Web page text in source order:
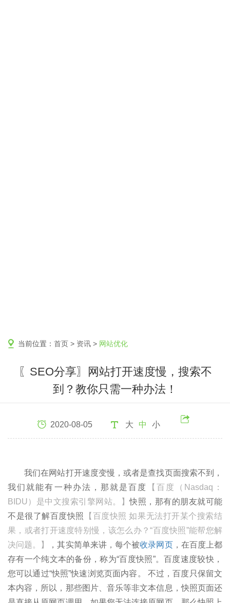
当前位置： 首页 > 资讯 > 网站优化
〖SEO分享〗网站打开速度慢，搜索不
到？教你只需一种办法！
2020-08-05 大 中 小
我们在网站打开速度变慢，或者是查找页面搜索不到，
我们就能有一种办法，那就是百度
【百度（Nasdaq：
BIDU）是中文搜索引擎网站。】快照，那有的朋友就可能
不是很了解百度快照
【百度快照 如果无法打开某个搜索结
果，或者打开速度特别慢，该怎么办？“百度快照”能帮您解
决问题。】
，其实简单来讲，每个被收录网页，在百度上都
存有一个纯文本的备份，称为“百度快照”。百度速度较快，
您可以通过“快照”快速浏览页面内容。 不过，百度只保留文
本内容，所以，那些图片、音乐等非文本信息，快照页面还